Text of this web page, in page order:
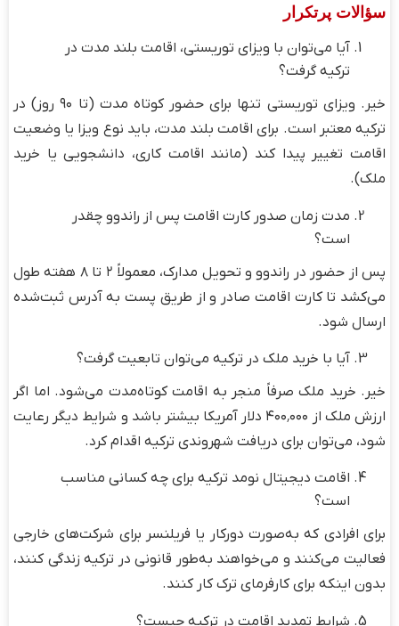
سؤالات پرتکرار
آیا می‌توان با ویزای توریستی، اقامت بلند مدت در
ترکیه گرفت؟
خیر. ویزای توریستی تنها برای حضور کوتاه ‌مدت (تا ۹۰ روز) در
ترکیه معتبر است. برای اقامت بلند مدت، باید نوع ویزا یا وضعیت
اقامت تغییر پیدا کند (مانند اقامت کاری، دانشجویی یا خرید
ملک).
مدت زمان صدور کارت اقامت پس از راندوو چقدر
است؟
پس از حضور در راندوو و تحویل مدارک، معمولاً ۲ تا ۸ هفته طول
می‌کشد تا کارت اقامت صادر و از طریق پست به آدرس ثبت‌شده
ارسال شود.
آیا با خرید ملک در ترکیه می‌توان تابعیت گرفت؟
خیر. خرید ملک صرفاً منجر به اقامت کوتاه‌مدت می‌شود. اما اگر
ارزش ملک از ۴۰۰٬۰۰۰ دلار آمریکا بیشتر باشد و شرایط دیگر رعایت
شود، می‌توان برای دریافت شهروندی ترکیه اقدام کرد.
اقامت دیجیتال نومد ترکیه برای چه کسانی مناسب
است؟
برای افرادی که به‌صورت دورکار یا فریلنسر برای شرکت‌های خارجی
فعالیت می‌کنند و می‌خواهند به‌طور قانونی در ترکیه زندگی کنند،
بدون اینکه برای کارفرمای ترک کار کنند.
شرایط تمدید اقامت در ترکیه چیست؟